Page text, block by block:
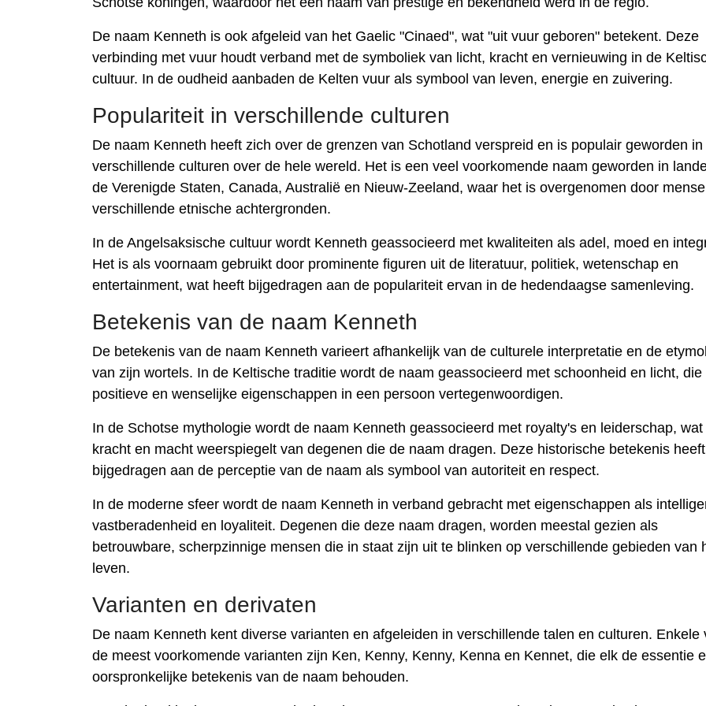
De naam Kenneth is ook afgeleid van het Gaelic "Cinaed", wat "uit vuur geboren" betekent. Deze
verbinding met vuur houdt verband met de symboliek van licht, kracht en vernieuwing in de
cultuur. In de oudheid aanbaden de Kelten vuur als symbool van leven, energie en zuivering.
Populariteit in verschillende culturen
De naam Kenneth heeft zich over de grenzen van Schotland verspreid en is populair geworden in
verschillende culturen over de hele wereld. Het is een veel voorkomende naam geworden in
de Verenigde Staten, Canada, Australië en Nieuw-Zeeland, waar het is overgenomen door
verschillende etnische achtergronden.
In de Angelsaksische cultuur wordt Kenneth geassocieerd met kwaliteiten als adel, moed en
Het is als voornaam gebruikt door prominente figuren uit de literatuur, politiek, wetenschap en
entertainment, wat heeft bijgedragen aan de populariteit ervan in de hedendaagse samenleving.
Betekenis van de naam Kenneth
De betekenis van de naam Kenneth varieert afhankelijk van de culturele interpretatie en de
van zijn wortels. In de Keltische traditie wordt de naam geassocieerd met schoonheid en licht, die
positieve en wenselijke eigenschappen in een persoon vertegenwoordigen.
In de Schotse mythologie wordt de naam Kenneth geassocieerd met royalty's en leiderschap, wat
kracht en macht weerspiegelt van degenen die de naam dragen. Deze historische betekenis heeft
bijgedragen aan de perceptie van de naam als symbool van autoriteit en respect.
In de moderne sfeer wordt de naam Kenneth in verband gebracht met eigenschappen als
vastberadenheid en loyaliteit. Degenen die deze naam dragen, worden meestal gezien als
betrouwbare, scherpzinnige mensen die in staat zijn uit te blinken op verschillende gebieden van
leven.
Varianten en derivaten
De naam Kenneth kent diverse varianten en afgeleiden in verschillende talen en culturen. Enkele
de meest voorkomende varianten zijn Ken, Kenny, Kenny, Kenna en Kennet, die elk de essentie
oorspronkelijke betekenis van de naam behouden.